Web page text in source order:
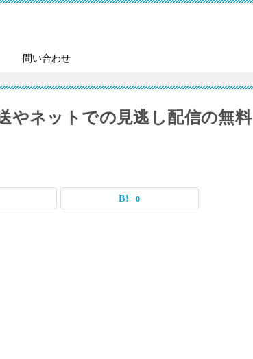
問い合わせ
やネットでの見逃し配信の無料
0